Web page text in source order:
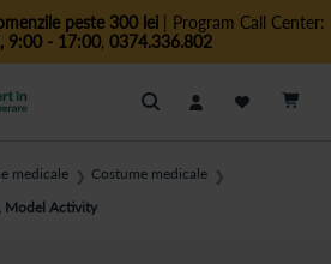
peste 300 lei| Program Call Center:
9:00 - 17:00, 0374.336.802
Cautare
medicale ❯ Costume medicale ❯
Model Activity